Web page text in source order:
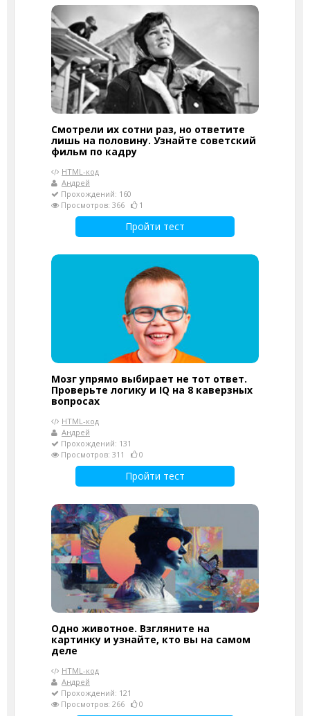
Смотрели их сотни раз, но ответите
лишь на половину. Узнайте советский
фильм по кадру
HTML-код
Андрей
Прохождений: 160
Просмотров: 366
1
Пройти тест
Мозг упрямо выбирает не тот ответ.
Проверьте логику и IQ на 8 каверзных
вопросах
HTML-код
Андрей
Прохождений: 131
Просмотров: 311
0
Пройти тест
Одно животное. Взгляните на
картинку и узнайте, кто вы на самом
деле
HTML-код
Андрей
Прохождений: 121
Просмотров: 266
0